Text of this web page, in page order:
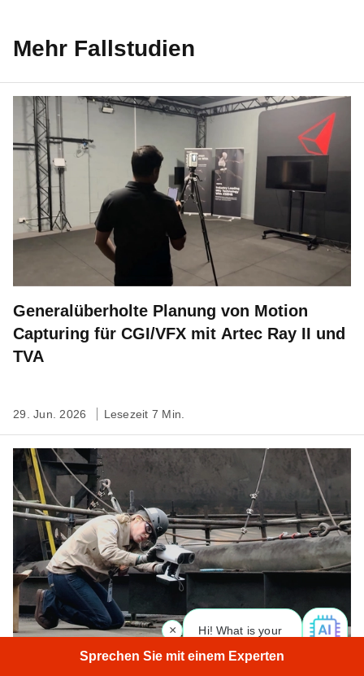
Mehr Fallstudien
Generalüberholte Planung von Motion
Capturing für CGI/VFX mit Artec Ray II und
TVA
29. Jun. 2026 Lesezeit 7 Min.
Einblick in einen Fertigungsablauf der
Hi! What is your request? 👀
×
Sprechen Sie mit einem Experten